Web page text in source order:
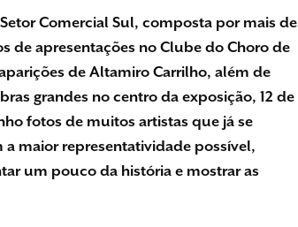
Comercial Sul, composta por mais de
de apresentações no Clube do Choro de
de Altamiro Carrilho, além de
grandes no centro da exposição, 12 de
fotos de muitos artistas que já se
maior representatividade possível,
um pouco da história e mostrar as